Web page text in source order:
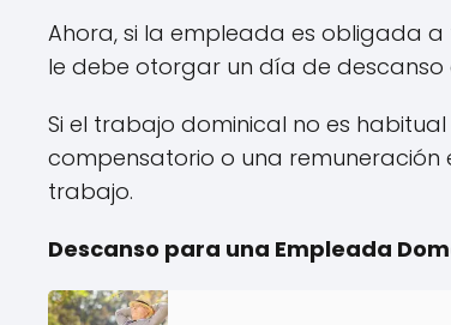
Ahora, si la empleada es obligada
le debe otorgar un día de
Si el trabajo dominical no es
compensatorio o una remuneración
trabajo.
Descanso para una Empleada